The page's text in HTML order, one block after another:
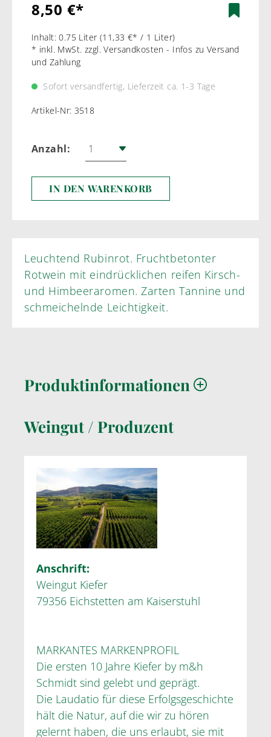
8,50 €*
Inhalt:0.75 Liter (11,33 €* / 1 Liter)
* inkl. MwSt. zzgl. Versandkosten - Infos zu Versand
und Zahlung
Sofort versandfertig, Lieferzeit ca. 1-3 Tage
Artikel-Nr: 3518
Anzahl:
IN DEN WARENKORB
Leuchtend Rubinrot. Fruchtbetonter
Rotwein mit eindrücklichen reifen Kirsch-
und Himbeeraromen. Zarten Tannine und
schmeichelnde Leichtigkeit.
Produktinformationen
Weingut / Produzent
Anschrift:
Weingut Kiefer
79356 Eichstetten am Kaiserstuhl
MARKANTES MARKENPROFIL
Die ersten 10 Jahre Kiefer by m&h
Schmidt sind gelebt und geprägt.
Die Laudatio für diese Erfolgsgeschichte
hält die Natur, auf die wir zu hören
gelernt haben, die uns erlaubt, sie mit